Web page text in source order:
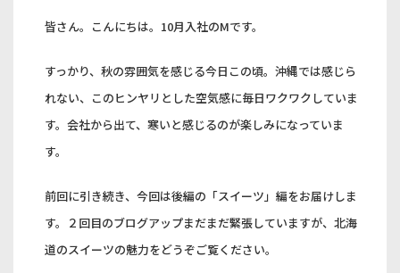
皆さん。こんにちは。10月入社のMです。
すっかり、秋の雰囲気を感じる今日この頃。沖縄では感じら
れない、このヒンヤリとした空気感に毎日ワクワクしていま
す。会社から出て、寒いと感じるのが楽しみになっていま
す。
前回に引き続き、今回は後編の「スイーツ」編をお届けしま
す。２回目のブログアップまだまだ緊張していますが、北海
道のスイーツの魅力をどうぞご覧ください。